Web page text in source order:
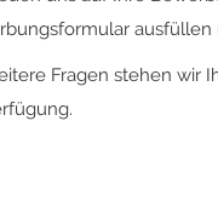
ausfüllen
Fragen stehen wir